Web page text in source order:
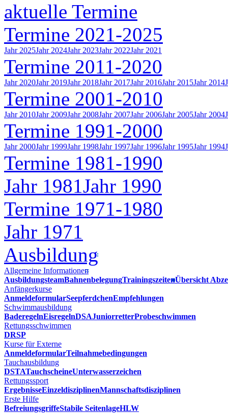
aktuelle Termine
Termine 2021-2025
Jahr 2025Jahr 2024Jahr 2023Jahr 2022Jahr 2021
Termine 2011-2020
Jahr 2020Jahr 2019Jahr 2018Jahr 2017Jahr 2016Jahr 2015Jahr 2014
Termine 2001-2010
Jahr 2010Jahr 2009Jahr 2008Jahr 2007Jahr 2006Jahr 2005Jahr 2004
Termine 1991-2000
Jahr 2000Jahr 1999Jahr 1998Jahr 1997Jahr 1996Jahr 1995Jahr 1994
Termine 1981-1990
Jahr 1981Jahr 1990
Termine 1971-1980
Jahr 1971
Ausbildung
Allgemeine Informationen
AusbildungsteamBahnenbelegungTrainingszeitenÜbersicht
Anfängerkurse
AnmeldeformularSeepferdchenEmpfehlungen
Schwimmausbildung
BaderegelnEisregelnDSAJuniorretterProbeschwimmen
Rettungsschwimmen
DRSP
Kurse für Externe
AnmeldeformularTeilnahmebedingungen
Tauchausbildung
DSTATauchscheineUnterwasserzeichen
Rettungssport
ErgebnisseEinzeldisziplinenMannschaftsdisziplinen
Erste Hilfe
BefreiungsgriffeStabile SeitenlageHLW